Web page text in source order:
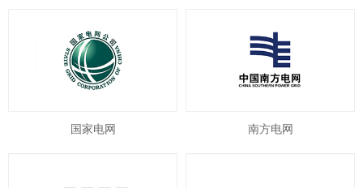
国家电网 南方电网